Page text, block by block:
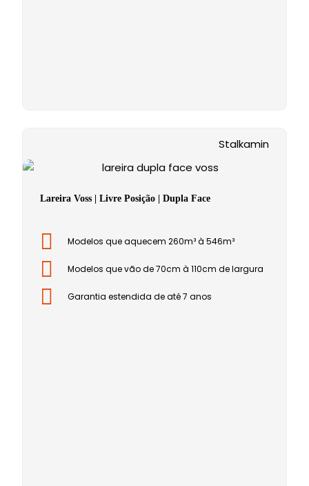
Lareira Voss | Livre Posição | Dupla Face
Stalkamin
Modelos que aquecem 260m³ à 546m³
Modelos que vão de 70cm à 110cm de largura
Garantia estendida de até 7 anos